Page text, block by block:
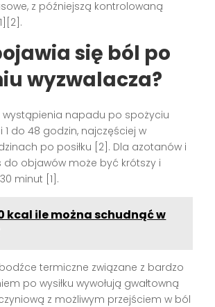
z późniejszą kontrolowaną
się ból po
wyzwalacza?
wystąpienia napadu po spożyciu
do 48 godzin, najczęściej w
po posiłku [2]. Dla azotanów i
do objawów może być krótszy i
minut [1].
kcal ile można schudnąć w
termiczne związane z bardzo
po wysiłku wywołują gwałtowną
z możliwym przejściem w ból